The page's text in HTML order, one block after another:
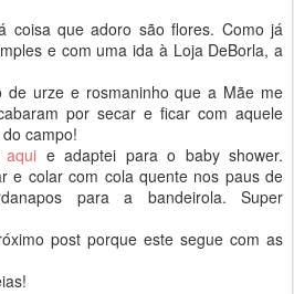
coisa que adoro são flores. Como já
e com uma ida à Loja DeBorla, a
de urze e rosmaninho que a Mãe me
por secar e ficar com aquele
campo!
aqui e adaptei para o baby shower.
e colar com cola quente nos paus de
para a bandeirola. Super
post porque este segue com as